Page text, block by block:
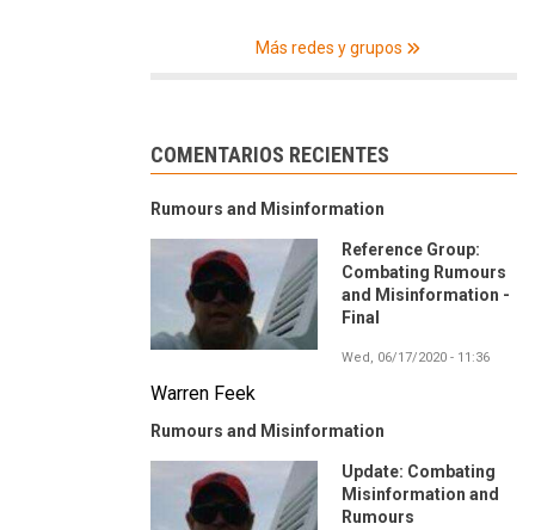
Más redes y grupos
COMENTARIOS RECIENTES
Rumours and Misinformation
Reference Group:
Combating Rumours
and Misinformation -
Final
Wed, 06/17/2020 - 11:36
Warren Feek
Rumours and Misinformation
Update: Combating
Misinformation and
Rumours